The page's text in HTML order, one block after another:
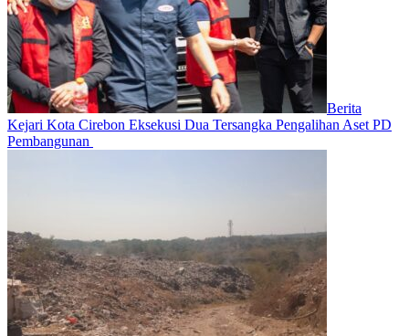
Berita
Kejari Kota Cirebon Eksekusi Dua Tersangka Pengalihan Aset PD
Pembangunan